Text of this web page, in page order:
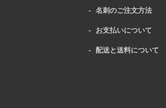
名刺のご注文方法
お支払いについて
配送と送料について